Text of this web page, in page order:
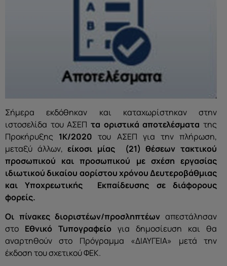
Σήμερα εκδόθηκαν και καταχωρίστηκαν στην
ιστοσελίδα του ΑΣΕΠ τα οριστικά αποτελέσματα της
Προκήρυξης 1Κ/2020 του ΑΣΕΠ για την πλήρωση,
μεταξύ άλλων,είκοσι μίας (21) θέσεων τακτικού
προσωπικού και προσωπικού με σχέση εργασίας
ιδιωτικού δικαίου αορίστου χρόνου Δευτεροβάθμιας
και Υποχρεωτικής Εκπαίδευσης σε διάφορους
φορείς.
Οι πίνακες διοριστέων/προσληπτέων απεστάλησαν
στο Εθνικό Τυπογραφείο για δημοσίευση και θα
αναρτηθούν στο Πρόγραμμα «ΔΙΑΥΓΕΙΑ» μετά την
έκδοση του σχετικού ΦΕΚ.